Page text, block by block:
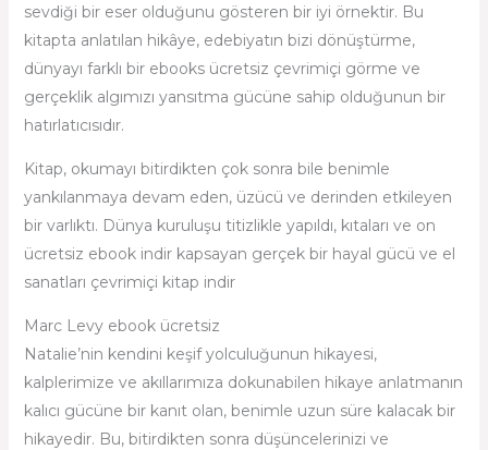
sevdiği bir eser olduğunu gösteren bir iyi örnektir. Bu
kitapta anlatılan hikâye, edebiyatın bizi dönüştürme,
dünyayı farklı bir ebooks ücretsiz çevrimiçi görme ve
gerçeklik algımızı yansıtma gücüne sahip olduğunun bir
hatırlatıcısıdır.
Kitap, okumayı bitirdikten çok sonra bile benimle
yankılanmaya devam eden, üzücü ve derinden etkileyen
bir varlıktı. Dünya kuruluşu titizlikle yapıldı, kıtaları ve on
ücretsiz ebook indir kapsayan gerçek bir hayal gücü ve el
sanatları çevrimiçi kitap indir
Marc Levy ebook ücretsiz
Natalie’nin kendini keşif yolculuğunun hikayesi,
kalplerimize ve akıllarımıza dokunabilen hikaye anlatmanın
kalıcı gücüne bir kanıt olan, benimle uzun süre kalacak bir
hikayedir. Bu, bitirdikten sonra düşüncelerinizi ve